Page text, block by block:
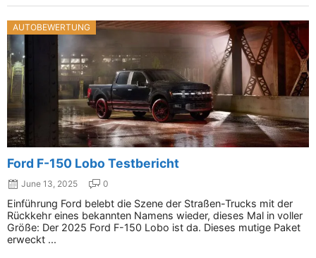
AUTOBEWERTUNG
Ford F-150 Lobo Testbericht
June 13, 2025 0
Einführung Ford belebt die Szene der Straßen-Trucks mit der
Rückkehr eines bekannten Namens wieder, dieses Mal in voller
Größe: Der 2025 Ford F-150 Lobo ist da. Dieses mutige Paket
erweckt ...